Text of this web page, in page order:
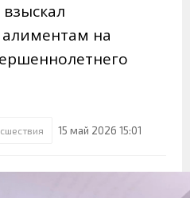
на
15 май 2026 15:01